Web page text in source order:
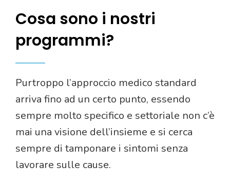
Cosa sono i nostri
programmi?
Purtroppo l’approccio medico standard
arriva fino ad un certo punto, essendo
sempre molto specifico e settoriale non c’è
mai una visione dell’insieme e si cerca
sempre di tamponare i sintomi senza
lavorare sulle cause.